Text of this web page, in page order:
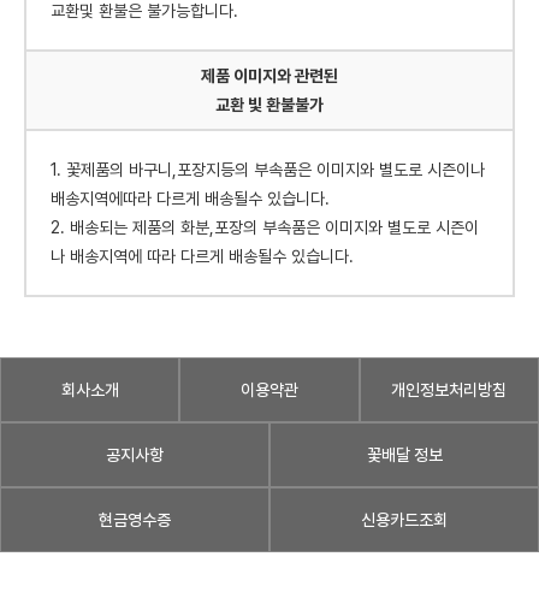
교환및 환불은 불가능합니다.
제품 이미지와 관련된
교환 빛 환불불가
1. 꽃제품의 바구니,포장지등의 부속품은 이미지와 별도로 시즌이나
배송지역에따라 다르게 배송될수 있습니다.
2. 배송되는 제품의 화분,포장의 부속품은 이미지와 별도로 시즌이
나 배송지역에 따라 다르게 배송될수 있습니다.
회사소개 이용약관 개인정보처리방침
공지사항 꽃배달 정보
현금영수증 신용카드조회